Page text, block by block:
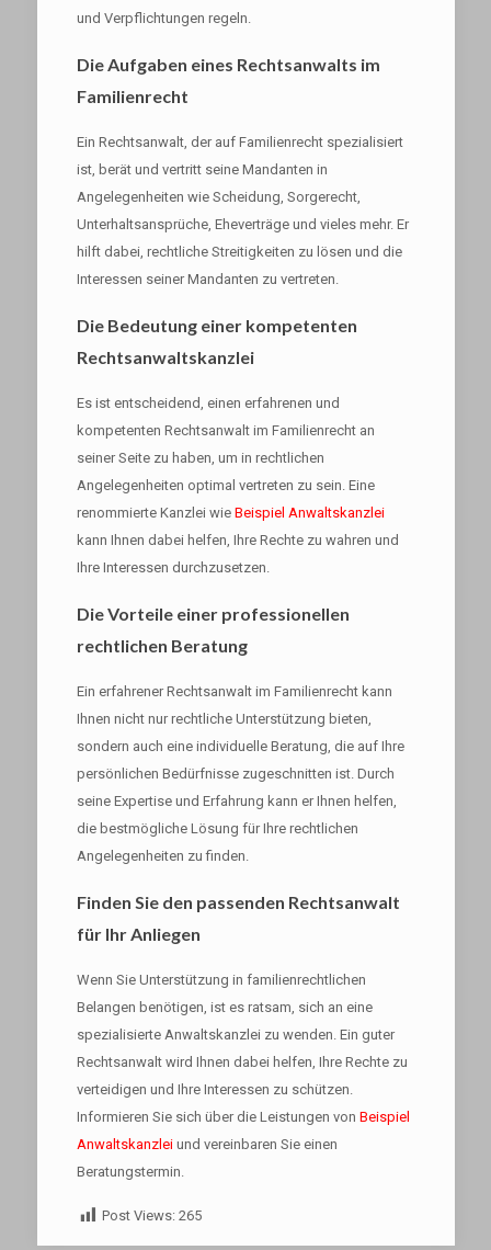
und Verpflichtungen regeln.
Die Aufgaben eines Rechtsanwalts im
Familienrecht
Ein Rechtsanwalt, der auf Familienrecht spezialisiert
ist, berät und vertritt seine Mandanten in
Angelegenheiten wie Scheidung, Sorgerecht,
Unterhaltsansprüche, Eheverträge und vieles mehr. Er
hilft dabei, rechtliche Streitigkeiten zu lösen und die
Interessen seiner Mandanten zu vertreten.
Die Bedeutung einer kompetenten
Rechtsanwaltskanzlei
Es ist entscheidend, einen erfahrenen und
kompetenten Rechtsanwalt im Familienrecht an
seiner Seite zu haben, um in rechtlichen
Angelegenheiten optimal vertreten zu sein. Eine
renommierte Kanzlei wie Beispiel Anwaltskanzlei
kann Ihnen dabei helfen, Ihre Rechte zu wahren und
Ihre Interessen durchzusetzen.
Die Vorteile einer professionellen
rechtlichen Beratung
Ein erfahrener Rechtsanwalt im Familienrecht kann
Ihnen nicht nur rechtliche Unterstützung bieten,
sondern auch eine individuelle Beratung, die auf Ihre
persönlichen Bedürfnisse zugeschnitten ist. Durch
seine Expertise und Erfahrung kann er Ihnen helfen,
die bestmögliche Lösung für Ihre rechtlichen
Angelegenheiten zu finden.
Finden Sie den passenden Rechtsanwalt
für Ihr Anliegen
Wenn Sie Unterstützung in familienrechtlichen
Belangen benötigen, ist es ratsam, sich an eine
spezialisierte Anwaltskanzlei zu wenden. Ein guter
Rechtsanwalt wird Ihnen dabei helfen, Ihre Rechte zu
verteidigen und Ihre Interessen zu schützen.
Informieren Sie sich über die Leistungen von Beispiel
Anwaltskanzleiund vereinbaren Sie einen
Beratungstermin.
Post Views: 265